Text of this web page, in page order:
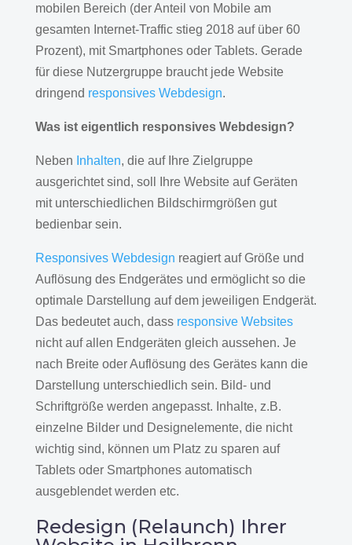
mobilen Bereich (der Anteil von Mobile am
gesamten Internet-Traffic stieg 2018 auf über 60
Prozent), mit Smartphones oder Tablets. Gerade
für diese Nutzergruppe braucht jede Website
dringend responsives Webdesign.
Was ist eigentlich responsives Webdesign?
Neben Inhalten, die auf Ihre Zielgruppe
ausgerichtet sind, soll Ihre Website auf Geräten
mit unterschiedlichen Bildschirmgrößen gut
bedienbar sein.
Responsives Webdesign reagiert auf Größe und
Auflösung des Endgerätes und ermöglicht so die
optimale Darstellung auf dem jeweiligen Endgerät.
Das bedeutet auch, dass responsive Websites
nicht auf allen Endgeräten gleich aussehen. Je
nach Breite oder Auflösung des Gerätes kann die
Darstellung unterschiedlich sein. Bild- und
Schriftgröße werden angepasst. Inhalte, z.B.
einzelne Bilder und Designelemente, die nicht
wichtig sind, können um Platz zu sparen auf
Tablets oder Smartphones automatisch
ausgeblendet werden etc.
Redesign (Relaunch) Ihrer